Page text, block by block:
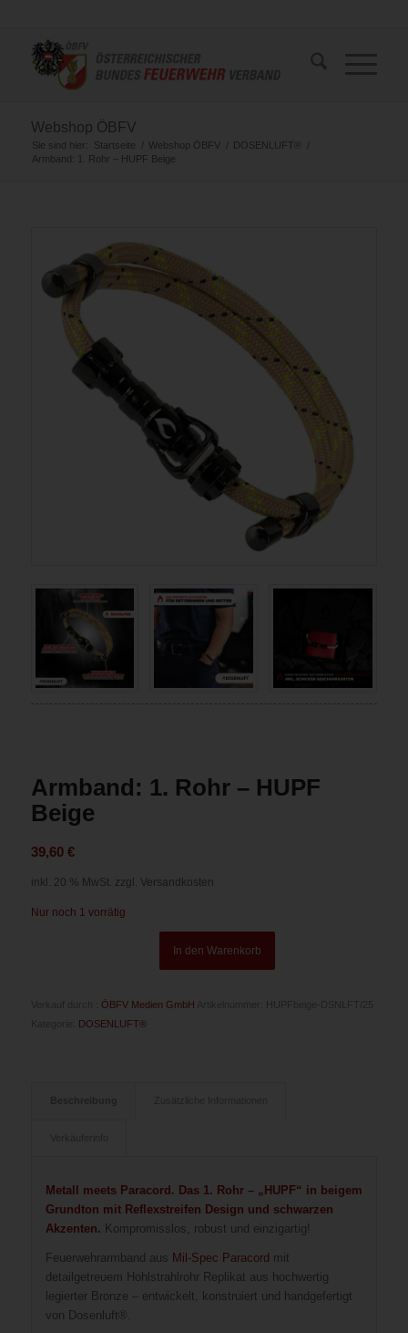
Webshop ÖBFV
Sie sind hier: Startseite / Webshop ÖBFV / DOSENLUFT®
/
Armband: 1. Rohr – HUPF Beige
Armband: 1. Rohr – HUPF
Beige
39,60 €
inkl. 20 % MwSt. zzgl. Versandkosten
Nur noch 1 vorrätig
In den Warenkorb
ÖBFV Medien GmbH
DOSENLUFT®
Metall meets Paracord. Das 1. Rohr – „HUPF“ in beigem
Grundton mit Reflexstreifen Design und schwarzen
Akzenten. Kompromisslos, robust und einzigartig!
Feuerwehrarmband aus Mil-Spec Paracord mit
detailgetreuem Hohlstrahlrohr Replikat aus hochwertig
legierter Bronze – entwickelt, konstruiert und handgefertigt
von Dosenluft®.